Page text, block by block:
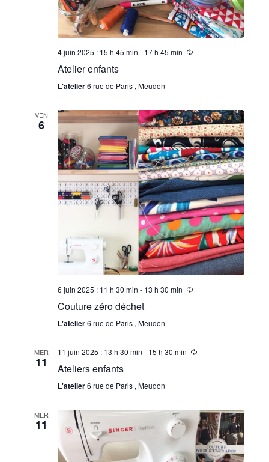
4 juin 2025 : 15 h 45 min - 17 h 45 min
Atelier enfants
L'atelier6 rue de Paris , Meudon
VEN
6
6 juin 2025 : 11 h 30 min - 13 h 30 min
Couture zéro déchet
L'atelier6 rue de Paris , Meudon
MER
11
11 juin 2025 : 13 h 30 min - 15 h 30 min
Ateliers enfants
L'atelier6 rue de Paris , Meudon
MER
11